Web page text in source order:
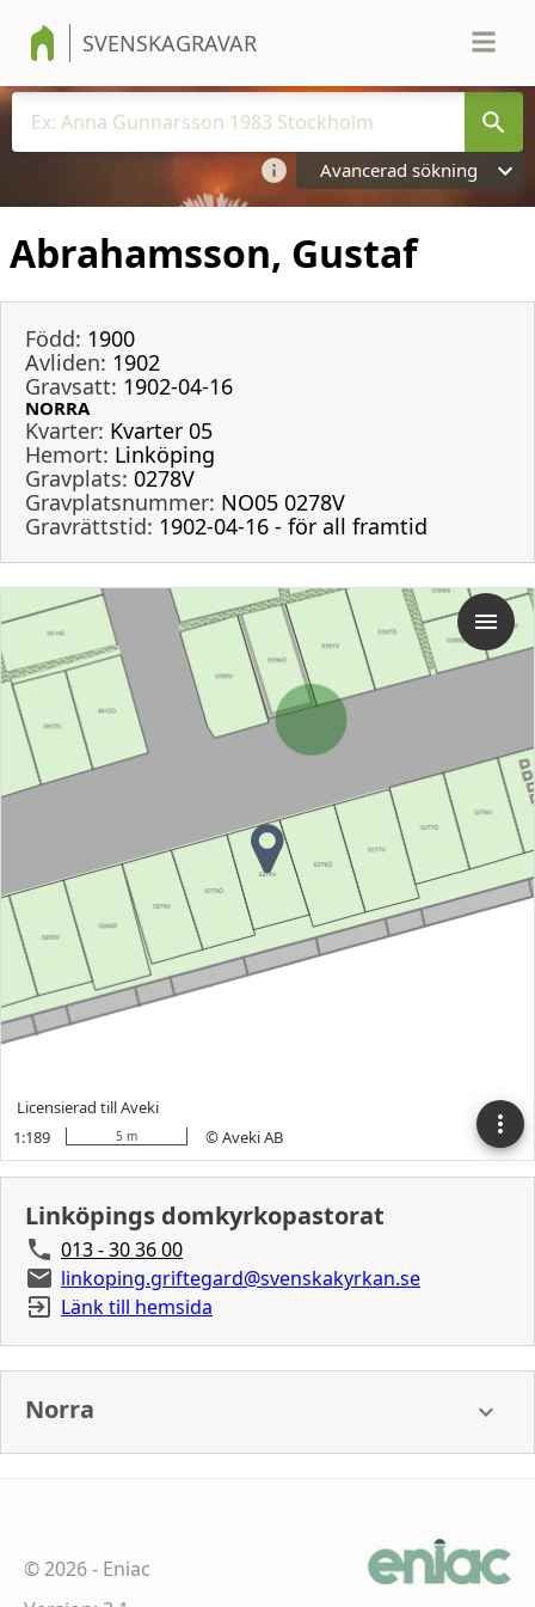
SVENSKAGRAVAR
Avancerad sökning
Abrahamsson, Gustaf
Född: 1900
Avliden: 1902
Gravsatt: 1902-04-16
NORRA
Kvarter: Kvarter 05
Hemort: Linköping
Gravplats: 0278V
Gravplatsnummer: NO05 0278V
Gravrättstid: 1902-04-16 - för all framtid
Linköpings domkyrkopastorat
013 - 30 36 00
linkoping.griftegard@svenskakyrkan.se
Länk till hemsida
Norra
©2026- Eniac